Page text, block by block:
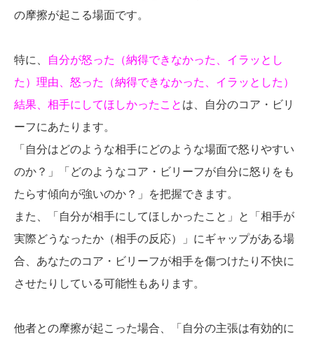
の摩擦が起こる場面です。
特に、
自分が怒った（納得できなかった、イラッとし
た）理由、 怒った（納得できなかった、イラッとした）
結果、相手にしてほしかったこと は、自分のコア・ビリ
ーフにあたります。
「自分はどのような相手にどのような場面で怒りやすい
のか？」「どのようなコア・ビリーフが自分に怒りをも
たらす傾向が強いのか？」を把握できます。
また、「自分が相手にしてほしかったこと」と「相手が
実際どうなったか（相手の反応）」にギャップがある場
合、あなたのコア・ビリーフが相手を傷つけたり不快に
させたりしている可能性もあります。
他者との摩擦が起こった場合、「自分の主張は有効的に